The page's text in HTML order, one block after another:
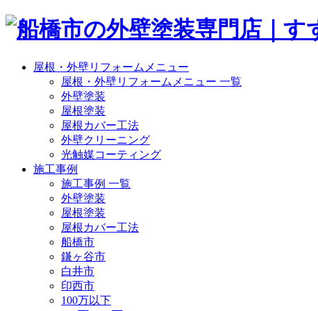
屋根・外壁リフォームメニュー
屋根・外壁リフォームメニュー 一覧
外壁塗装
屋根塗装
屋根カバー工法
外壁クリーニング
光触媒コーティング
施工事例
施工事例 一覧
外壁塗装
屋根塗装
屋根カバー工法
船橋市
鎌ヶ谷市
白井市
印西市
100万以下